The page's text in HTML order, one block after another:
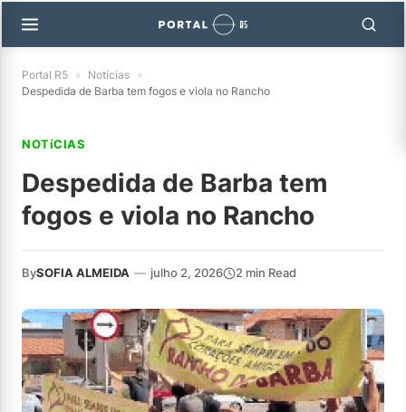
Portal R5 » Notícias »
Despedida de Barba tem fogos e viola no Rancho
NOTíCIAS
Despedida de Barba tem
fogos e viola no Rancho
BySOFIA ALMEIDA — julho 2, 2026 2 min Read